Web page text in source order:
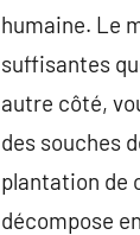
humaine. Le
suffisantes
autre côté,
des souches
plantation de
décompose